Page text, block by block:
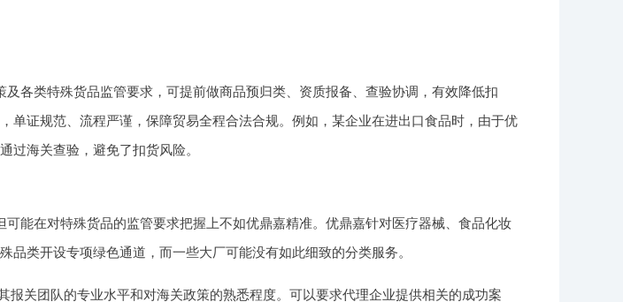
各类特殊货品监管要求，可提前做商品预归类、资质报备、查验协调，有效降低扣
单证规范、流程严谨，保障贸易全程合法合规。例如，某企业在进出口食品时，由于优
过海关查验，避免了扣货风险。
能在对特殊货品的监管要求把握上不如优鼎嘉精准。优鼎嘉针对医疗器械、食品化妆
品类开设专项绿色通道，而一些大厂可能没有如此细致的分类服务。
报关团队的专业水平和对海关政策的熟悉程度。可以要求代理企业提供相关的成功案